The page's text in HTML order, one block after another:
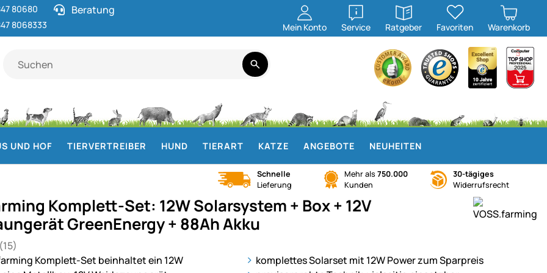
80680
8068333
Beratung
Mein Konto Service
öffnen
Ratgeber
öffnen
Favoriten Warenkorb
UND HOF TIERVERTREIBER HUND TIERART KATZE ANGEBOTE NEUHEITEN
Schnelle
Lieferung
Mehr als 750.000
Kunden
30-tägiges
Widerrufsrecht
Komplett-Set: 12W Solarsystem + Box + 12V
GreenEnergy + 88Ah Akku
5 (15 Bewertungen)
(15)
komplettes Solarset mit 12W Power zum Sparpreis